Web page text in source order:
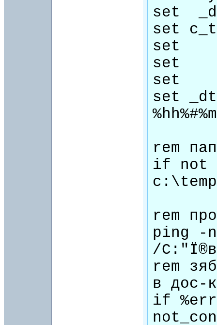
set
set
set
set
set
set
rem
if not
rem
ping -
/
rem
в дос-
if